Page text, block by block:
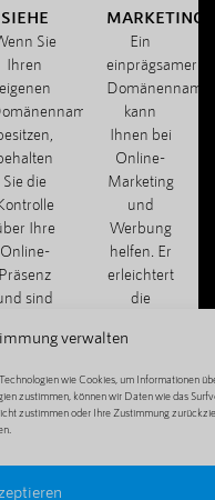
verwalten
wie Cookies, um Informationen
zustimmen, können wir Daten wie das
zustimmen oder Ihre Zustimmung
SIEHE
Sie
Ihren
eigenen
Sie die
Ihre
Online-
Präsenz
sind
Dritten
B. von
MARKETING
Ein
einprägsamer
Domänenname
kann
Ihnen bei
Online-
Marketing
und
Werbung
helfen. Er
erleichtert
die
Ihrer
und
macht die
einfacher.